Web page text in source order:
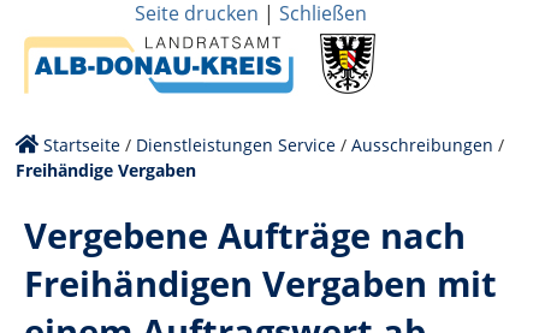
Seite drucken | Schließen
Startseite / Dienstleistungen Service /Ausschreibungen /
Freihändige Vergaben
Vergebene Aufträge nach
Freihändigen Vergaben mit